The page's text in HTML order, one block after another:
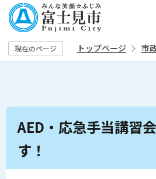
の
ペ
ー 現在のページ トップページ 市
本
か
AED・応急手当講習
す！